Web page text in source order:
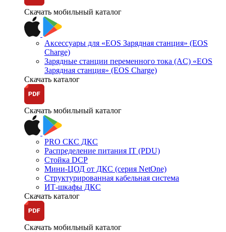
Скачать мобильный каталог
Аксессуары для «EOS Зарядная станция» (EOS
Charge)
Зарядные станции переменного тока (AC) «EOS
Зарядная станция» (EOS Charge)
Скачать каталог
Скачать мобильный каталог
PRO СКС ДКС
Распределение питания IT (PDU)
Стойка DCP
Мини-ЦОД от ДКС (серия NetOne)
Структурированная кабельная система
ИТ-шкафы ДКС
Скачать каталог
Скачать мобильный каталог